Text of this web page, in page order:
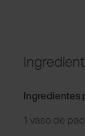
Ingredientes
1 vaso de